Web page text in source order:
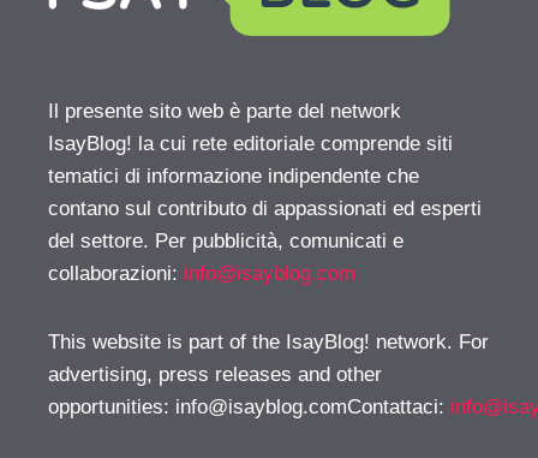
Il presente sito web è parte del network
IsayBlog! la cui rete editoriale comprende siti
tematici di informazione indipendente che
contano sul contributo di appassionati ed esperti
del settore. Per pubblicità, comunicati e
collaborazioni: info@isayblog.com
This website is part of the IsayBlog! network. For
advertising, press releases and other
opportunities: info@isayblog.comContattaci: